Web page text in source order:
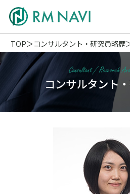
TOP コンサルタント・研究員略歴
コンサルタント